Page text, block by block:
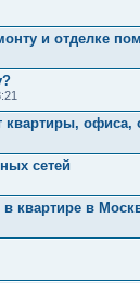
и отделке
офиса,
сетей
в квартире в